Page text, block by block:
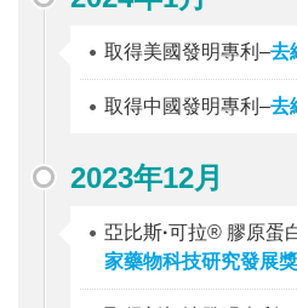
取得美國發明專利–去
取得中國發明專利–去
2023年12月
亞比斯·可拉® 膠原蛋
家藥物科技研究發展